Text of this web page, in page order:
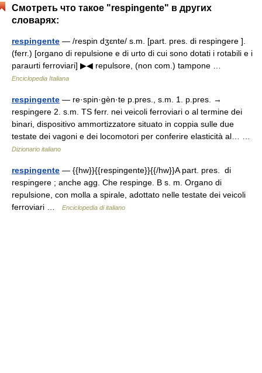
Смотреть что такое "respingente" в других
словарях:
respingente — /respin dʒɛnte/ s.m. [part. pres. di respingere ].
(ferr.) [organo di repulsione e di urto di cui sono dotati i rotabili e i
paraurti ferroviari] ▶◀ repulsore, (non com.) tampone …
Enciclopedia Italiana
respingente — re·spin·gèn·te p.pres., s.m. 1. p.pres. →
respingere 2. s.m. TS ferr. nei veicoli ferroviari o al termine dei
binari, dispositivo ammortizzatore situato in coppia sulle due
testate dei vagoni e dei locomotori per conferire elasticità al… …
Dizionario italiano
respingente — {{hw}}{{respingente}}{{/hw}}A part. pres. di
respingere ; anche agg. Che respinge. B s. m. Organo di
repulsione, con molla a spirale, adottato nelle testate dei veicoli
ferroviari …
Enciclopedia di italiano